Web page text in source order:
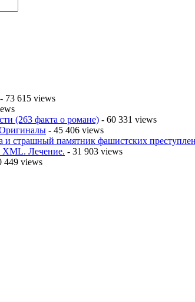
- 73 615 views
(263 факта о романе) - 60 331 views
- 45 406 views
и страшный памятник фашистских
XML. Лечение. - 31 903 views
449 views